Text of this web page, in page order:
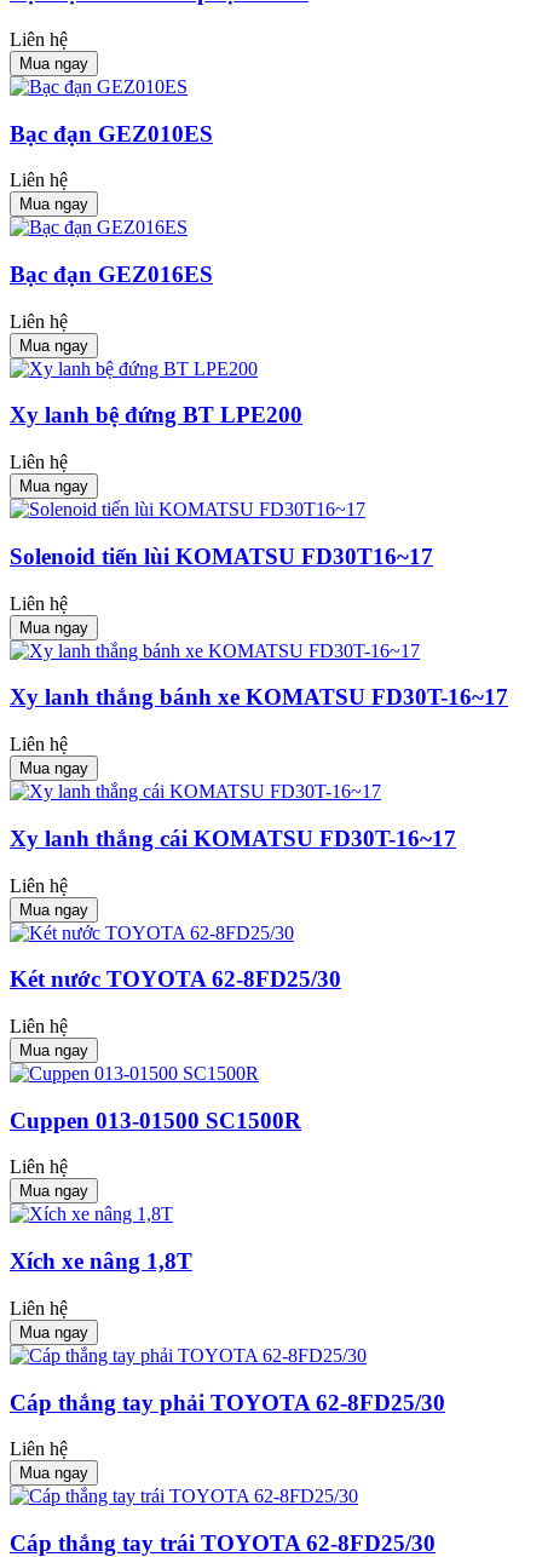
Liên hệ
Mua ngay
Bạc đạn GEZ010ES
Liên hệ
Mua ngay
Bạc đạn GEZ016ES
Liên hệ
Mua ngay
Xy lanh bệ đứng BT LPE200
Liên hệ
Mua ngay
Solenoid tiến lùi KOMATSU FD30T16~17
Liên hệ
Mua ngay
Xy lanh thắng bánh xe KOMATSU FD30T-16~17
Liên hệ
Mua ngay
Xy lanh thắng cái KOMATSU FD30T-16~17
Liên hệ
Mua ngay
Két nước TOYOTA 62-8FD25/30
Liên hệ
Mua ngay
Cuppen 013-01500 SC1500R
Liên hệ
Mua ngay
Xích xe nâng 1,8T
Liên hệ
Mua ngay
Cáp thắng tay phải TOYOTA 62-8FD25/30
Liên hệ
Mua ngay
Cáp thắng tay trái TOYOTA 62-8FD25/30